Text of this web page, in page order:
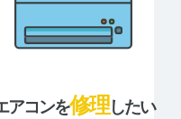
アコンを修理したい